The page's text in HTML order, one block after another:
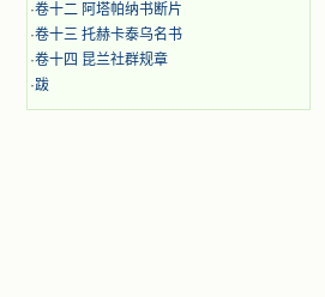
·卷十二 阿塔帕纳书断片
·卷十三 托赫卡泰乌名书
·卷十四 昆兰社群规章
·跋